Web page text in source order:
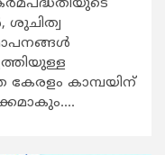
ശുചിത്വ
കേരളം കാമ്പയിന്